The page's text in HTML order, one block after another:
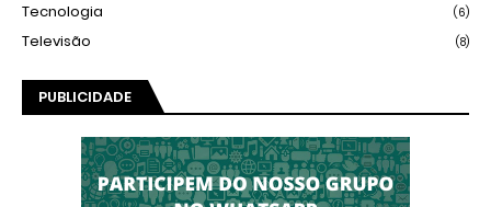
Tecnologia (6)
Televisão (8)
PUBLICIDADE